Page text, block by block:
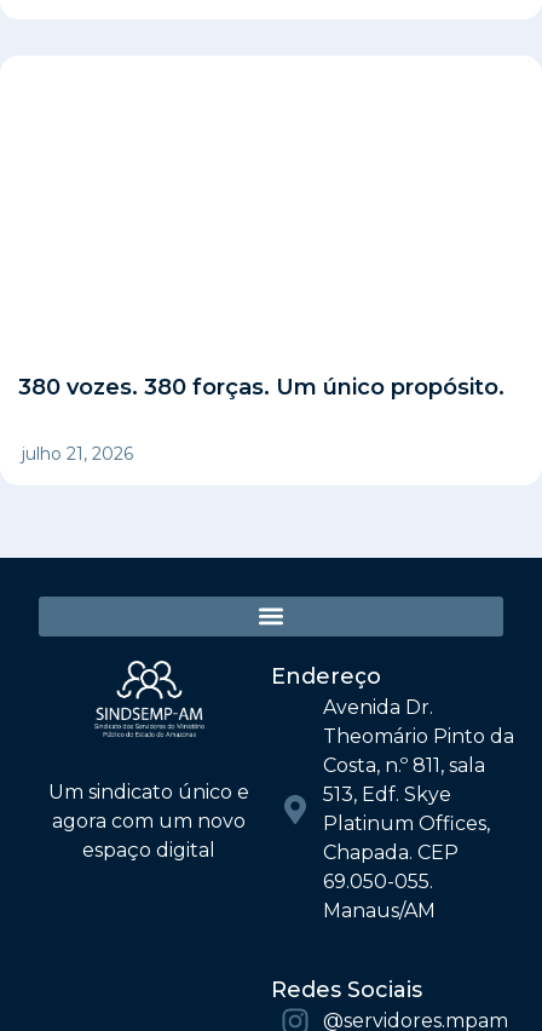
380 vozes. 380 forças. Um único propósito.
julho 21, 2026
Um sindicato único e
agora com um novo
espaço digital
Endereço
Avenida Dr.
Theomário Pinto da
Costa, n.º 811, sala
513, Edf. Skye
Platinum Offices,
Chapada. CEP
69.050-055.
Manaus/AM
Redes Sociais
@‌servidores.mpam